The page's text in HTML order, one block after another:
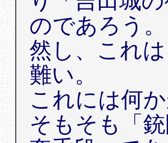
のであろう。
然し、これ
難い。
これには何
そもそも「